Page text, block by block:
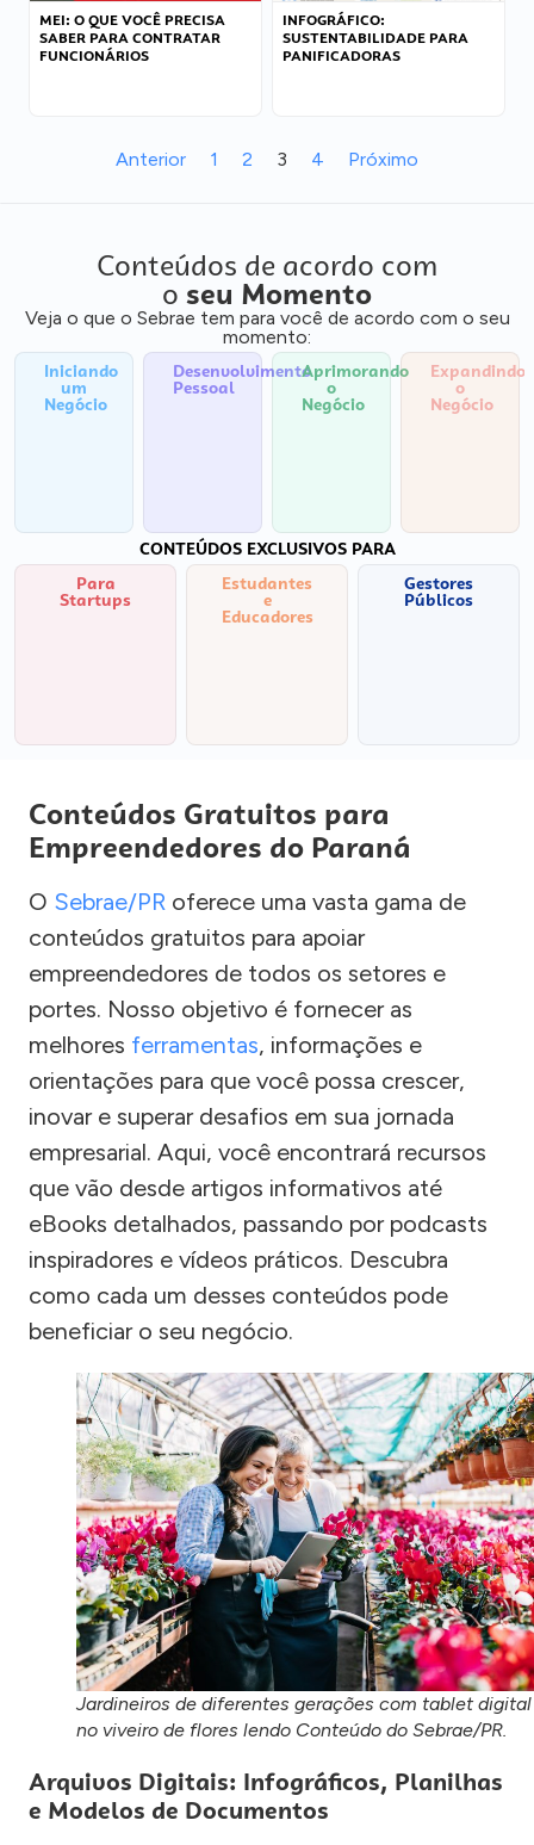
MEI: O QUE VOCÊ PRECISA
SABER PARA CONTRATAR
FUNCIONÁRIOS
INFOGRÁFICO:
SUSTENTABILIDADE PARA
PANIFICADORAS
Anterior 1 2 3 4 Próximo
Conteúdos de acordo com
o seu Momento
Veja o que o Sebrae tem para você de acordo com o seu
momento:
Iniciando
um
Negócio
Desenvolvimento
Pessoal
Aprimorando
o
Negócio
Expandindo
o
Negócio
CONTEÚDOS EXCLUSIVOS PARA
Para
Startups
Estudantes
e
Educadores
Gestores
Públicos
Conteúdos Gratuitos para
Empreendedores do Paraná
O Sebrae/PR oferece uma vasta gama de
conteúdos gratuitos para apoiar
empreendedores de todos os setores e
portes. Nosso objetivo é fornecer as
melhores ferramentas, informações e
orientações para que você possa crescer,
inovar e superar desafios em sua jornada
empresarial. Aqui, você encontrará recursos
que vão desde artigos informativos até
eBooks detalhados, passando por podcasts
inspiradores e vídeos práticos. Descubra
como cada um desses conteúdos pode
beneficiar o seu negócio.
Jardineiros de diferentes gerações com tablet digital
no viveiro de flores lendo Conteúdo do Sebrae/PR.
Arquivos Digitais: Infográficos, Planilhas
e Modelos de Documentos